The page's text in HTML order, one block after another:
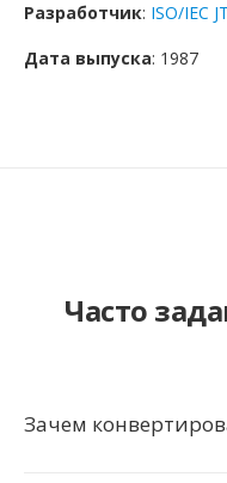
Разработчик: ISO/IEC
Дата выпуска: 1987
Часто
Зачем